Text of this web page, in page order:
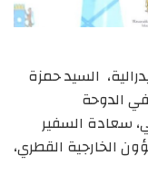
السيد حمزة
الدوحة
سعادة السفير
الخارجية القطري،